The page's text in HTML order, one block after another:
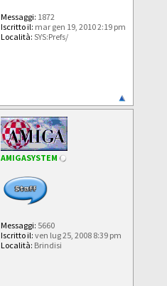
Messaggi: 1872
Iscritto il: mar gen 19, 2010 2:19 pm
Località: SYS:Prefs/
AMIGASYSTEM
Messaggi: 5660
Iscritto il: ven lug 25, 2008 8:39 pm
Località: Brindisi